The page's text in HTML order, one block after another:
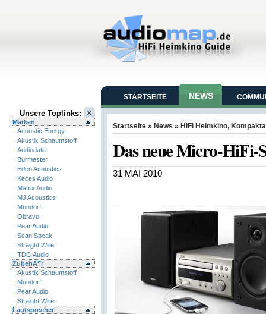
Unsere Toplinks:
Marken
Acoustic Energy
Akustik Schaumstoff
Audiodata
Burmester
Eden Acoustics
Keces Audio
Matrix Audio
MJ Acoustics
Mundorf
Obravo
Pear Audio
Scan Speak
Straight Wire
TDG Audio
ZubehÃ¶r
Akustik Schaumstoff
Mundorf
Pear Audio
Straight Wire
Lautsprecher
STARTSEITE NEWS
Startseite » News » HiFi Heimkino,
Das neue Micro-HiFi-
31 MAI 2010